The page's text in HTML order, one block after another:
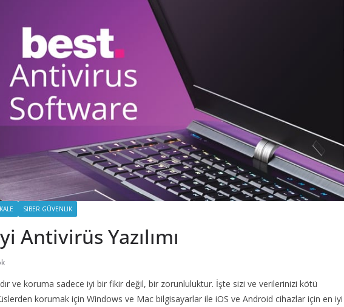
SIBER GÜVENLIK
Antivirüs Yazılımı
ve koruma sadece iyi bir fikir değil, bir zorunluluktur. İşte sizi ve verilerinizi kötü
korumak için Windows ve Mac bilgisayarlar ile iOS ve Android cihazlar için en iyi